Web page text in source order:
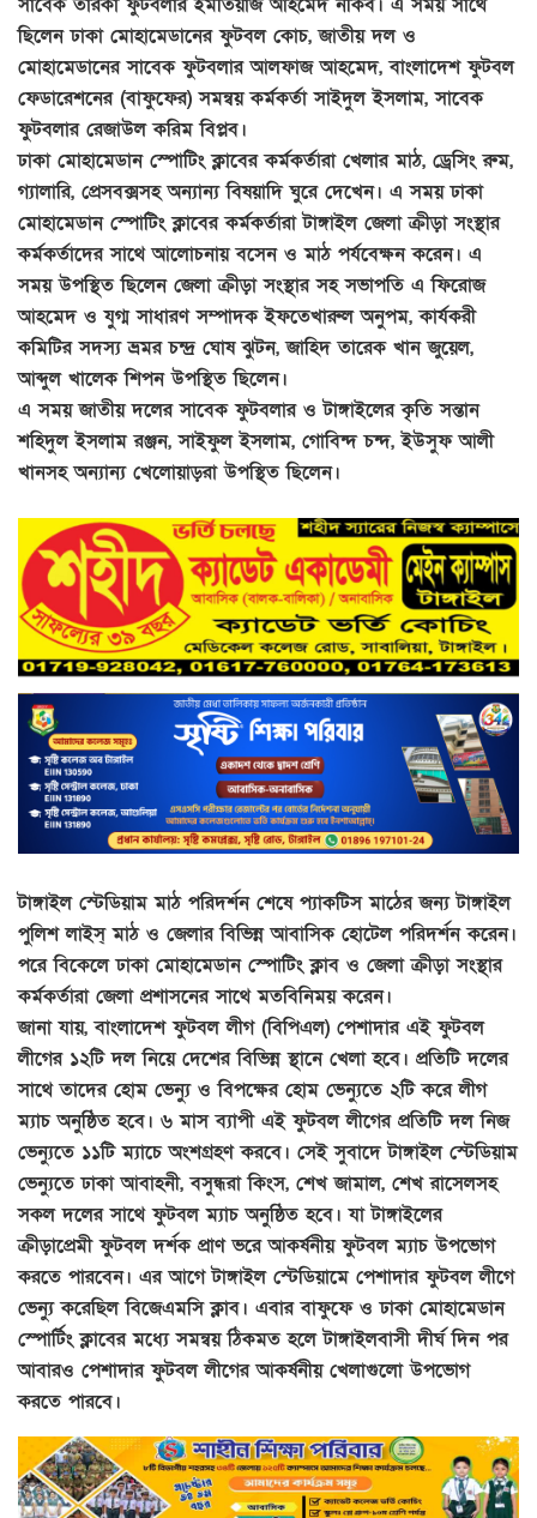
ছিলেন ঢাকা মোহামেডানের ফুটবল কোচ, জাতীয় দল ও
মোহামেডানের সাবেক ফুটবলার আলফাজ আহমেদ, বাংলাদেশ ফুটবল
ফেডারেশনের (বাফুফের) সমন্বয় কর্মকর্তা সাইদুল ইসলাম, সাবেক
ফুটবলার রেজাউল করিম বিপ্লব।
ঢাকা মোহামেডান স্পোটিং ক্লাবের কর্মকর্তারা খেলার মাঠ, ড্রেসিং রুম,
গ্যালারি, প্রেসবক্সসহ অন্যান্য বিষয়াদি ঘুরে দেখেন। এ সময় ঢাকা
মোহামেডান স্পোটিং ক্লাবের কর্মকর্তারা টাঙ্গাইল জেলা ক্রীড়া সংস্থার
কর্মকর্তাদের সাথে আলোচনায় বসেন ও মাঠ পর্যবেক্ষন করেন। এ
সময় উপস্থিত ছিলেন জেলা ক্রীড়া সংস্থার সহ সভাপতি এ ফিরোজ
আহমেদ ও যুগ্ম সাধারণ সম্পাদক ইফতেখারুল অনুপম, কার্যকরী
কমিটির সদস্য ভ্রমর চন্দ্র ঘোষ ঝুটন, জাহিদ তারেক খান জুয়েল,
আব্দুল খালেক শিপন উপস্থিত ছিলেন।
এ সময় জাতীয় দলের সাবেক ফুটবলার ও টাঙ্গাইলের কৃতি সন্তান
শহিদুল ইসলাম রঞ্জন, সাইফুল ইসলাম, গোবিন্দ চন্দ, ইউসুফ আলী
খানসহ অন্যান্য খেলোয়াড়রা উপস্থিত ছিলেন।
টাঙ্গাইল স্টেডিয়াম মাঠ পরিদর্শন শেষে প্যাকটিস মাঠের জন্য টাঙ্গাইল
পুলিশ লাইস্ মাঠ ও জেলার বিভিন্ন আবাসিক হোটেল পরিদর্শন করেন।
পরে বিকেলে ঢাকা মোহামেডান স্পোটিং ক্লাব ও জেলা ক্রীড়া সংস্থার
কর্মকর্তারা জেলা প্রশাসনের সাথে মতবিনিময় করেন।
জানা যায়, বাংলাদেশ ফুটবল লীগ (বিপিএল) পেশাদার এই ফুটবল
লীগের ১২টি দল নিয়ে দেশের বিভিন্ন স্থানে খেলা হবে। প্রতিটি দলের
সাথে তাদের হোম ভেন্যু ও বিপক্ষের হোম ভেন্যুতে ২টি করে লীগ
ম্যাচ অনুষ্ঠিত হবে। ৬ মাস ব্যাপী এই ফুটবল লীগের প্রতিটি দল নিজ
ভেন্যুতে ১১টি ম্যাচে অংশগ্রহণ করবে। সেই সুবাদে টাঙ্গাইল স্টেডিয়াম
ভেন্যুতে ঢাকা আবাহনী, বসুন্ধরা কিংস, শেখ জামাল, শেখ রাসেলসহ
সকল দলের সাথে ফুটবল ম্যাচ অনুষ্ঠিত হবে। যা টাঙ্গাইলের
ক্রীড়াপ্রেমী ফুটবল দর্শক প্রাণ ভরে আকর্ষনীয় ফুটবল ম্যাচ উপভোগ
করতে পারবেন। এর আগে টাঙ্গাইল স্টেডিয়ামে পেশাদার ফুটবল লীগে
ভেন্যু করেছিল বিজেএমসি ক্লাব। এবার বাফুফে ও ঢাকা মোহামেডান
স্পোর্টিং ক্লাবের মধ্যে সমন্বয় ঠিকমত হলে টাঙ্গাইলবাসী দীর্ঘ দিন পর
আবারও পেশাদার ফুটবল লীগের আকর্ষনীয় খেলাগুলো উপভোগ
করতে পারবে।